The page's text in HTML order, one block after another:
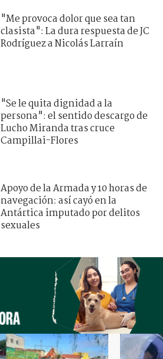
"Me provoca dolor que sea tan
clasista": La dura respuesta de JC
Rodríguez a Nicolás Larraín
"Se le quita dignidad a la
persona": el sentido descargo de
Lucho Miranda tras cruce
Campillai-Flores
Apoyo de la Armada y 10 horas de
navegación: así cayó en la
Antártica imputado por delitos
sexuales